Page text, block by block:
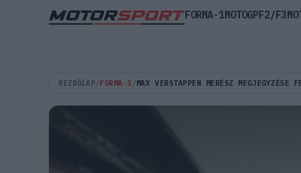
KEZDŐLAP FORMA-1 MAX VERSTAPPEN MERÉSZ MEGJEGYZÉSE
FORMA-1MOTOGPF2/F3